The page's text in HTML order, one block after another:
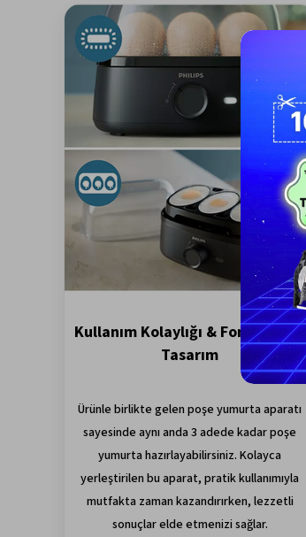
Kullanım Kolaylığı & Fonksiyonel
Tasarım
Ürünle birlikte gelen poşe yumurta aparatı
sayesinde aynı anda 3 adede kadar poşe
yumurta hazırlayabilirsiniz. Kolayca
yerleştirilen bu aparat, pratik kullanımıyla
mutfakta zaman kazandırırken, lezzetli
sonuçlar elde etmenizi sağlar.